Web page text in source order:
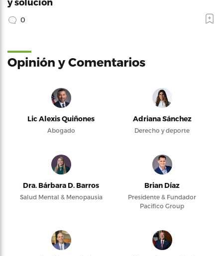
0
Opinión y Comentarios
Lic Alexis Quiñones
Abogado
Adriana Sánchez
Derecho y deporte
Dra. Bárbara D. Barros
Salud Mental & Menopausia
Brian Díaz
Presidente & Fundador
Pacifico Group